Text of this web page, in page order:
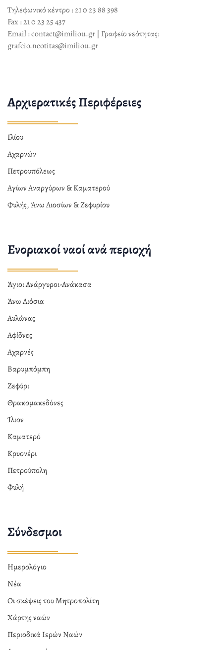
Τηλεφωνικό κέντρο : 21 0 23 88 398
Fax : 21 0 23 25 437
Email : contact@imiliou.gr | Γραφείο νεότητας:
grafeio.neotitas@imiliou.gr
Αρχιερατικές Περιφέρειες
Ιλίου
Αχαρνών
Πετρουπόλεως
Αγίων Αναργύρων & Καματερού
Φυλής, Άνω Λιοσίων & Ζεφυρίου
Ενοριακοί ναοί ανά περιοχή
Άγιοι Ανάργυροι-Ανάκασα
Άνω Λιόσια
Αυλώνας
Αφίδνες
Αχαρνές
Βαρυμπόμπη
Ζεφύρι
Θρακομακεδόνες
Ίλιον
Καματερό
Κρυονέρι
Πετρούπολη
Φυλή
Σύνδεσμοι
Ημερολόγιο
Νέα
Οι σκέψεις του Μητροπολίτη
Χάρτης ναών
Περιοδικά Ιερών Ναών